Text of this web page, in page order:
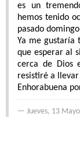
es un
hemos tenido
pasado
Ya me gustaría
que esperar al
cerca de Dios
resistiré a
Enhorabuena
Jueves, 13